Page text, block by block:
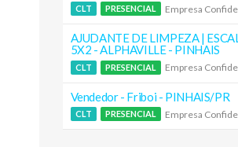
CLT PRESENCIAL Empresa
AJUDANTE DE LIMPEZA |
5X2 - ALPHAVILLE - PINHAIS
CLT PRESENCIAL Empresa
Vendedor - Friboi - PINHAIS/PR
CLT PRESENCIAL Empresa